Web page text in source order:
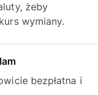
żeby
wymiany.
bezpłatna i